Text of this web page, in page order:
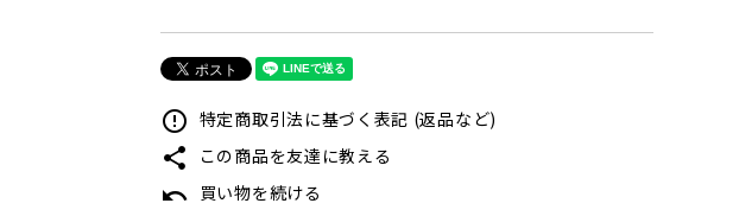
error_outline 特定商取引法に基づく表記 (返品など)
share この商品を友達に教える
undo 買い物を続ける